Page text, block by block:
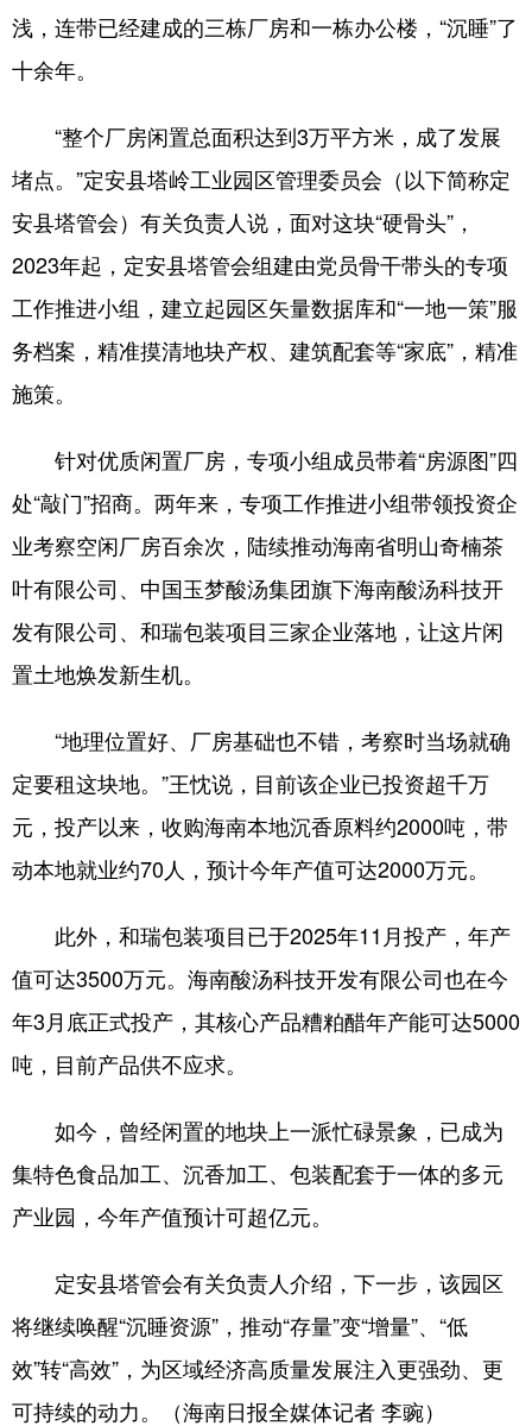
浅，连带已经建成的三栋厂房和一栋办公楼，“沉睡”了
十余年。
“整个厂房闲置总面积达到3万平方米，成了发展
堵点。”定安县塔岭工业园区管理委员会（以下简称定
安县塔管会）有关负责人说，面对这块“硬骨头”，
2023年起，定安县塔管会组建由党员骨干带头的专项
工作推进小组，建立起园区矢量数据库和“一地一策”服
务档案，精准摸清地块产权、建筑配套等“家底”，精准
施策。
针对优质闲置厂房，专项小组成员带着“房源图”四
处“敲门”招商。两年来，专项工作推进小组带领投资企
业考察空闲厂房百余次，陆续推动海南省明山奇楠茶
叶有限公司、中国玉梦酸汤集团旗下海南酸汤科技开
发有限公司、和瑞包装项目三家企业落地，让这片闲
置土地焕发新生机。
“地理位置好、厂房基础也不错，考察时当场就确
定要租这块地。”王忱说，目前该企业已投资超千万
元，投产以来，收购海南本地沉香原料约2000吨，带
动本地就业约70人，预计今年产值可达2000万元。
此外，和瑞包装项目已于2025年11月投产，年产
值可达3500万元。海南酸汤科技开发有限公司也在今
年3月底正式投产，其核心产品糟粕醋年产能可达5000
吨，目前产品供不应求。
如今，曾经闲置的地块上一派忙碌景象，已成为
集特色食品加工、沉香加工、包装配套于一体的多元
产业园，今年产值预计可超亿元。
定安县塔管会有关负责人介绍，下一步，该园区
将继续唤醒“沉睡资源”，推动“存量”变“增量”、“低
效”转“高效”，为区域经济高质量发展注入更强劲、更
可持续的动力。（海南日报全媒体记者 李豌）